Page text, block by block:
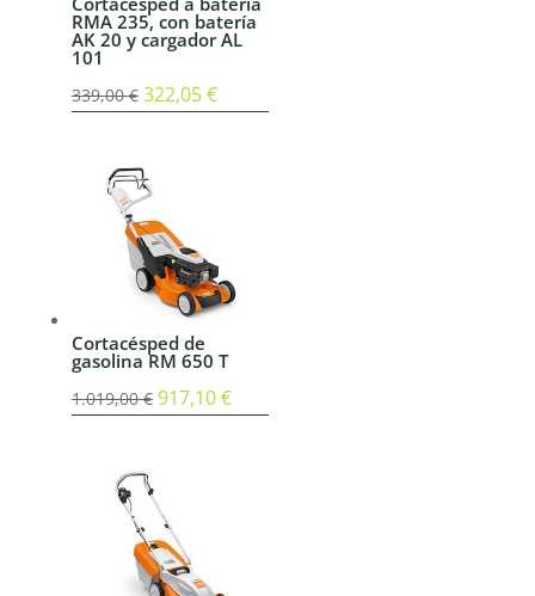
RMA 235, con batería
AK 20 y cargador AL
101
339,00€ El
era:
339,00 €.
322,05€El
Cortacésped de
gasolina RM 650 T
1.019,00€ El
1.019,00 €.
917,10€El